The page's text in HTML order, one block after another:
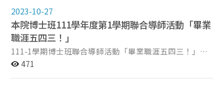
11:22AM-11:31AM 9分鐘 國內投稿經驗分享 張依萍
11:31AM-11:40AM 9分鐘 國外投稿經驗分享 唐允中 & 楊
濟瑋 11:40AM-11:49AM 9分鐘 研究助理經驗分享 袁景軒
11:49AM-11:58AM 9分鐘 博士班論文開題經驗分享
11:58AM-12:00PM 2分鐘 現場提問 ***大合照
2023-10-27
本院博士班111學年度第1學期聯合導師活動「畢業
職涯五四三！」
111-1學期博士班聯合導師活動「畢業職涯五四三！」，
於12月7日中午12點舉行，邀請輔仁大學新聞傳播學系助
471